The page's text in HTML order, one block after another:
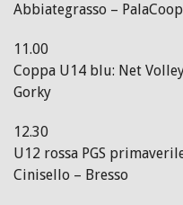
Abbiategrasso –
11.00
Coppa U14 blu: Net
Gorky
12.30
U12 rossa PGS
Cinisello – Bresso